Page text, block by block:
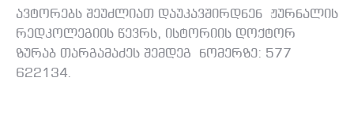
ავტორებს შეუძლიათ დაუკავშირდნენ ჟურნალის
რედკოლეგიის წევრს, ისტორიის დოქტორ
ზურაბ თარგამაძეს შემდეგ ნომერზე: 577
622134.